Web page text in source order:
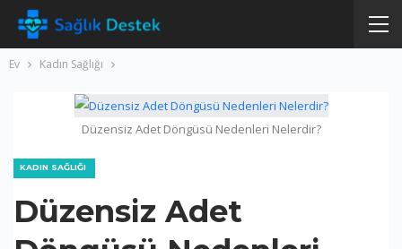
Ev Kadın Sağlığı
Düzensiz Adet Döngüsü Nedenleri Nelerdir?
KADIN SAĞLIĞI
Düzensiz Adet